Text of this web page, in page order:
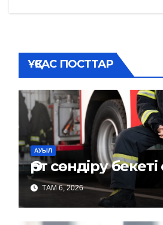
ҰҚСАС ПОСТТАР
АУЫЛ
Өрт сөндіру
ТАМ 6, 2026